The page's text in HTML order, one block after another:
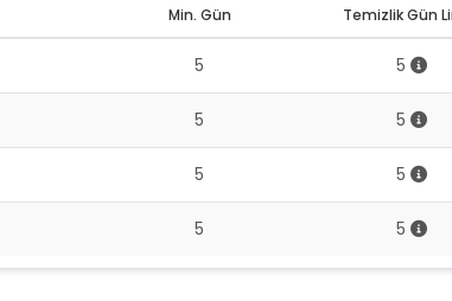
Min. Gün Temizlik Gün
5 5
5 5
5 5
5 5